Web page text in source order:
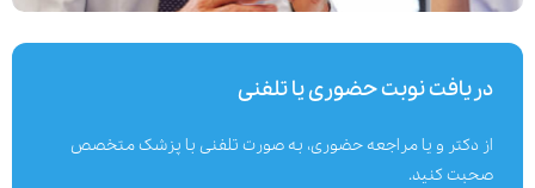
دریافت نوبت حضوری یا تلفنی
از دکتر و یا مراجعه حضوری، به صورت تلفنی با پزشک متخصص
صحبت کنید.